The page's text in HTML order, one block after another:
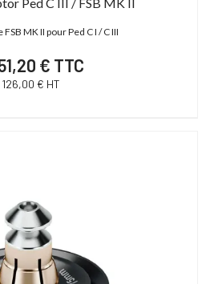
MK II pour Ped C I / C III
€ TTC
126,00 € HT